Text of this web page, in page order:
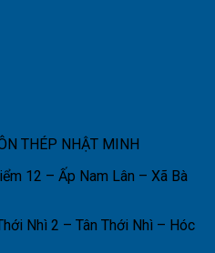
THÉP NHẬT MINH
12 – Ấp Nam Lân – Xã Bà
Nhì 2 – Tân Thới Nhì – Hóc